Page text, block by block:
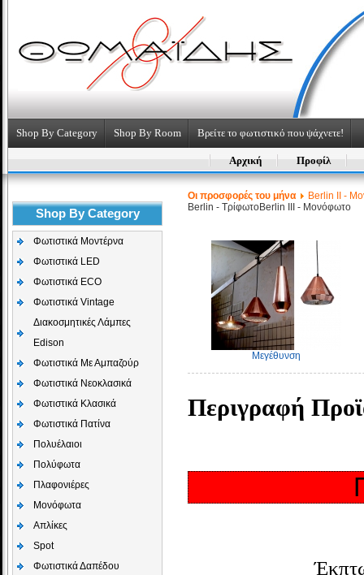
Shop By Category Shop By Room Βρείτε το φωτιστικό που ψάχνετε!
Αρχική Προφίλ
Shop By Category
Φωτιστικά Μοντέρνα
Φωτιστικά LED
Φωτιστικά ECO
Φωτιστικά Vintage
Διακοσμητικές Λάμπες
Edison
Φωτιστικά Με Αμπαζούρ
Φωτιστικά Νεοκλασικά
Φωτιστικά Κλασικά
Φωτιστικά Πατίνα
Πολυέλαιοι
Πολύφωτα
Πλαφονιέρες
Μονόφωτα
Απλίκες
Spot
Φωτιστικά Δαπέδου
Οι προσφορές του μήνα
Berlin II -
Berlin - ΤρίφωτοBerlin III - Μονόφωτο
Μεγέθυνση
Περιγραφή